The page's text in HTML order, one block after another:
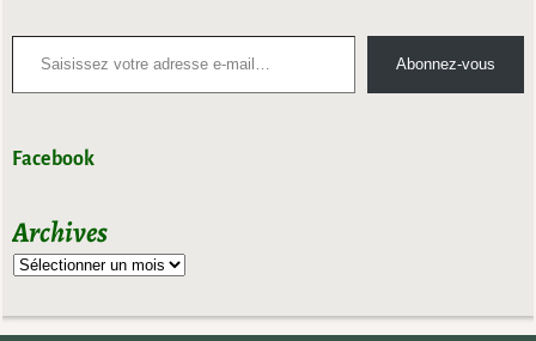
Abonnez-vous
Facebook
Archives